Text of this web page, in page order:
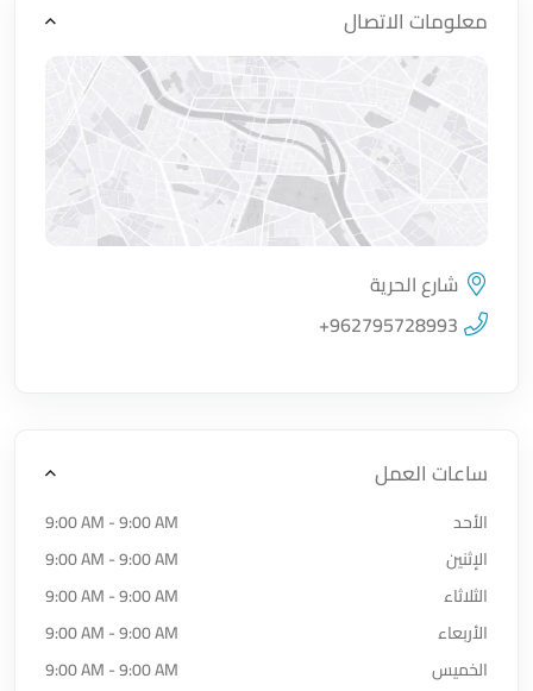
معلومات الاتصال
اضغط لتحميل الموقع
شارع الحرية
+962795728993
ساعات العمل
الأحد
9:00 AM - 9:00 AM
الإثنين
9:00 AM - 9:00 AM
الثلاثاء
9:00 AM - 9:00 AM
الأربعاء
9:00 AM - 9:00 AM
الخميس
9:00 AM - 9:00 AM